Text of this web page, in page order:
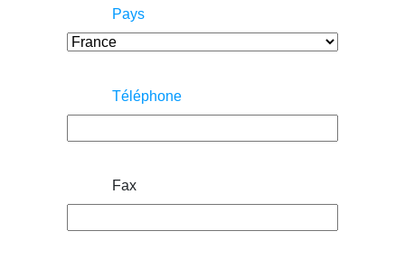
Pays
Téléphone
Fax